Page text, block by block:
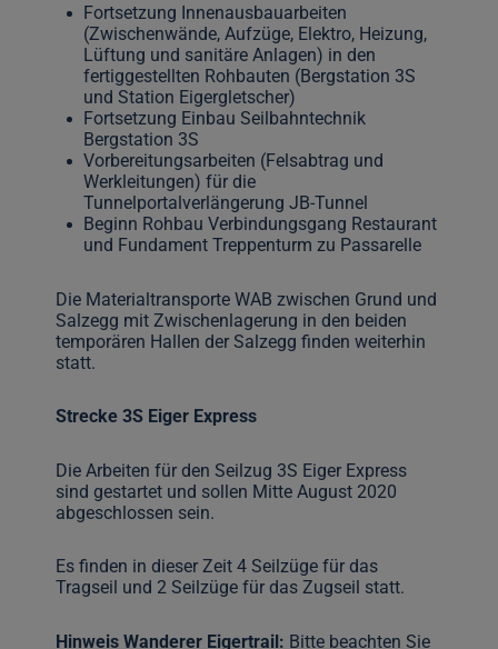
Fortsetzung Innenausbauarbeiten
(Zwischenwände, Aufzüge, Elektro, Heizung,
Lüftung und sanitäre Anlagen) in den
fertiggestellten Rohbauten (Bergstation 3S
und Station Eigergletscher)
Fortsetzung Einbau Seilbahntechnik
Bergstation 3S
Vorbereitungsarbeiten (Felsabtrag und
Werkleitungen) für die
Tunnelportalverlängerung JB-Tunnel
Beginn Rohbau Verbindungsgang Restaurant
und Fundament Treppenturm zu Passarelle
Die Materialtransporte WAB zwischen Grund und
Salzegg mit Zwischenlagerung in den beiden
temporären Hallen der Salzegg finden weiterhin
statt.
Strecke 3S Eiger Express
Die Arbeiten für den Seilzug 3S Eiger Express
sind gestartet und sollen Mitte August 2020
abgeschlossen sein.
Es finden in dieser Zeit 4 Seilzüge für das
Tragseil und 2 Seilzüge für das Zugseil statt.
Hinweis Wanderer Eigertrail: Bitte beachten Sie